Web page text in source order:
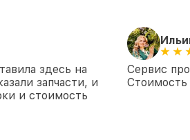
здесь на
запчасти, и
и стоимость
Сервис
Стоимость